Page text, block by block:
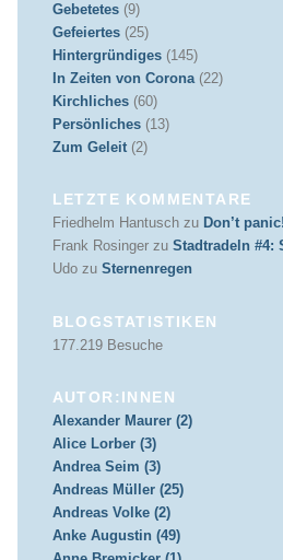
Gebetetes(9)
Gefeiertes(25)
Hintergründiges(145)
In Zeiten von Corona(22)
Kirchliches(60)
Persönliches(13)
Zum Geleit(2)
LETZTE KOMMENTARE
Friedhelm Hantuschzu Don’t panic!
Frank Rosingerzu Stadtradeln
Udozu Sternenregen
BLOGSTATISTIKEN
177.219 Besuche
AUTOR:INNEN
Alexander Maurer (2)
Alice Lorber (3)
Andrea Seim (3)
Andreas Müller (25)
Andreas Volke (2)
Anke Augustin (49)